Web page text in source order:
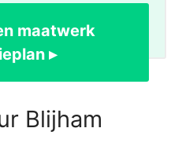
maatwerk
▸
Blijham